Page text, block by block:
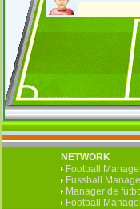
NETWORK
Football
Fussball
Manager de
Football